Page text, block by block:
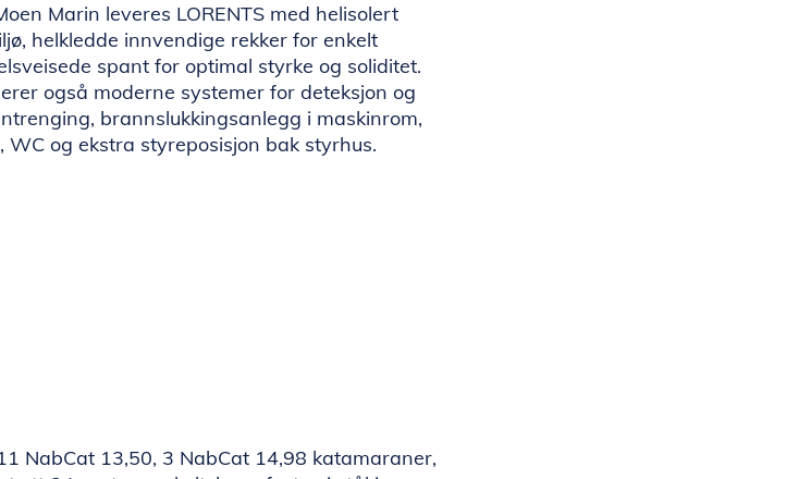
Marin leveres LORENTS med helisolert
helkledde innvendige rekker for enkelt
spant for optimal styrke og soliditet.
også moderne systemer for deteksjon og
brannslukkingsanlegg i maskinrom,
og ekstra styreposisjon bak styrhus.
NabCat 13,50, 3 NabCat 14,98 katamaraner,